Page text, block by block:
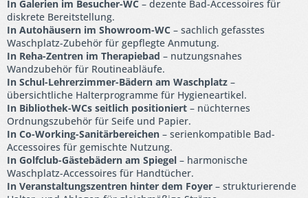
In Galerien im Besucher-WC – dezente Bad-Accessoires für
diskrete Bereitstellung.
In Autohäusern im Showroom-WC – sachlich gefasstes
Waschplatz-Zubehör für gepflegte Anmutung.
In Reha-Zentren im Therapiebad – nutzungsnahes
Wandzubehör für Routineabläufe.
In Schul-Lehrerzimmer-Bädern am Waschplatz –
übersichtliche Halterprogramme für Hygieneartikel.
In Bibliothek-WCs seitlich positioniert – nüchternes
Ordnungszubehör für Seife und Papier.
In Co-Working-Sanitärbereichen – serienkompatible Bad-
Accessoires für gemischte Nutzung.
In Golfclub-Gästebädern am Spiegel – harmonische
Waschplatz-Accessoires für Handtücher.
In Veranstaltungszentren hinter dem Foyer – strukturierende